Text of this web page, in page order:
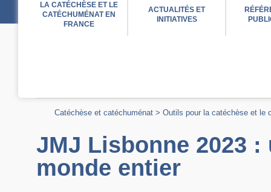
LA CATÉCHÈSE ET LE
CATÉCHUMÉNAT EN
FRANCE
ACTUALITÉS ET
INITIATIVES
Catéchèse et catéchuménat > Outils pour la catéchèse et le
JMJ Lisbonne 2023
monde entier